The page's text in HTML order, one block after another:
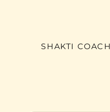
SHAKTI